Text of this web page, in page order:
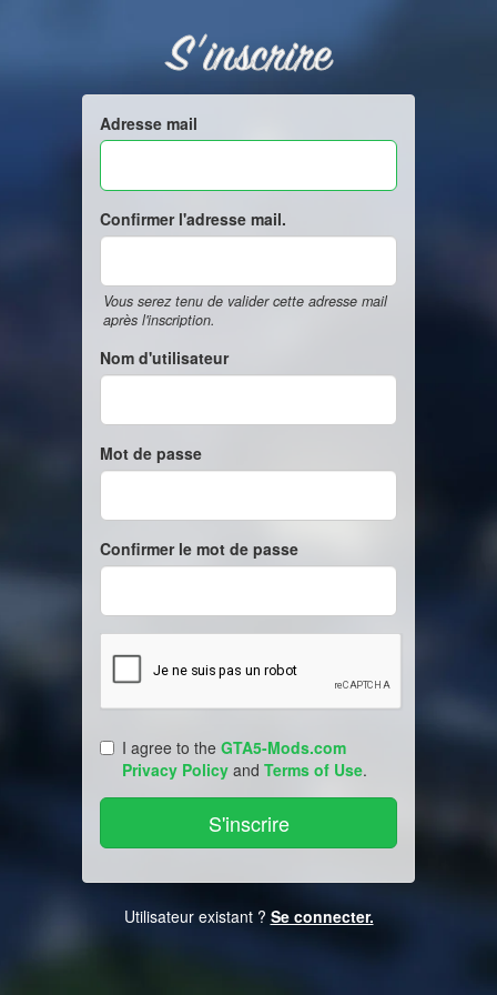
S'inscrire
Adresse mail
Confirmer l'adresse mail.
Vous serez tenu de valider cette adresse mail
après l'inscription.
Nom d'utilisateur
Mot de passe
Confirmer le mot de passe
I agree to the GTA5-Mods.com
Privacy Policy and Terms of Use.
Utilisateur existant ? Se connecter.